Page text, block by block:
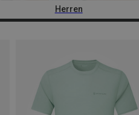
Herren